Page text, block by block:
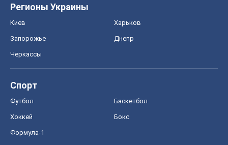
Регионы Украины
Киев Харьков
Запорожье Днепр
Черкассы
Спорт
Футбол Баскетбол
Хоккей Бокс
Формула-1